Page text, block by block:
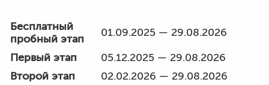
Бесплатный
пробный этап
01.09.2025 — 29.08.2026
Первый этап
05.12.2025 — 29.08.2026
Второй этап
02.02.2026 — 29.08.2026